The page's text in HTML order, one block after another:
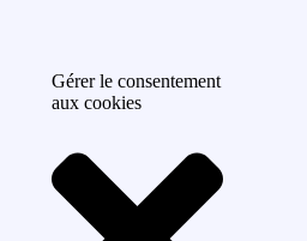
Gérer le consentement
aux cookies